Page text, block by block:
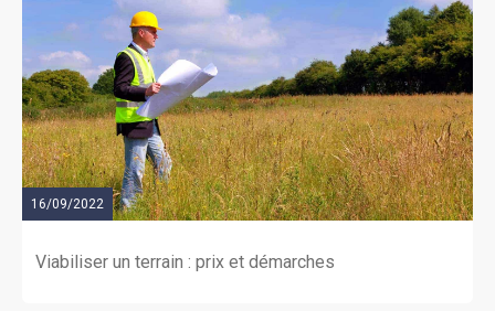
16/09/2022
Viabiliser un terrain : prix et démarches